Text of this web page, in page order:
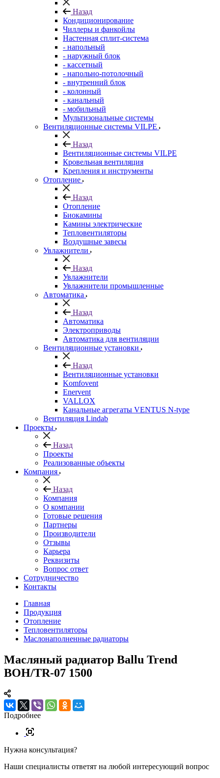
Назад
Кондиционирование
Чиллеры и фанкойлы
Настенная сплит-система
- напольный
- наружный блок
- кассетный
- напольно-потолочный
- внутренний блок
- колонный
- канальный
- мобильный
Мультизональные системы
Вентиляционные системы VILPE
Назад
Вентиляционные системы VILPE
Кровельная вентиляция
Крепления и инструменты
Отопление
Назад
Отопление
Биокамины
Камины электрические
Тепловентиляторы
Воздушные завесы
Увлажнители
Назад
Увлажнители
Увлажнители промышленные
Автоматика
Назад
Автоматика
Электроприводы
Автоматика для вентиляции
Вентиляционные установки
Назад
Вентиляционные установки
Komfovent
Enervent
VALLOX
Канальные агрегаты VENTUS N-type
Вентиляция Lindab
Проекты
Назад
Проекты
Реализованные объекты
Компания
Назад
Компания
О компании
Готовые решения
Партнеры
Производители
Отзывы
Карьера
Реквизиты
Вопрос ответ
Сотрудничество
Контакты
Главная
Продукция
Отопление
Тепловентиляторы
Маслонаполненные радиаторы
Масляный радиатор Ballu Trend
BOH/TR-07 1500
Подробнее
Нужна консультация?
Наши специалисты ответят на любой интересующий вопрос